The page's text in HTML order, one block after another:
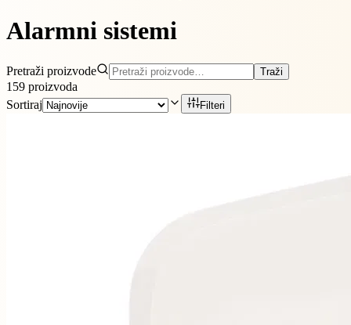
Alarmni sistemi
Pretraži proizvode Traži
159 proizvoda
Sortiraj
Filteri